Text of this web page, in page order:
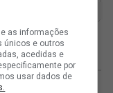
as informações
únicos e outros
acedidas e
por
usar dados de